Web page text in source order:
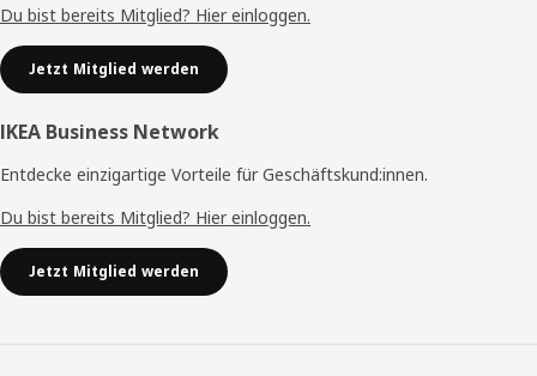
Du bist bereits Mitglied? Hier einloggen.
Jetzt Mitglied werden
IKEA Business Network
Entdecke einzigartige Vorteile für Geschäftskund:innen.
Du bist bereits Mitglied? Hier einloggen.
Jetzt Mitglied werden